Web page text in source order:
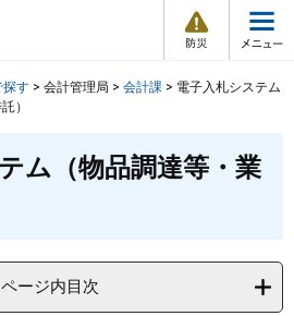
情
メ
ュ
サイトマップで探す
探す > 会計管理局 > 会計課 > 電子入札システム
）
ム（物品調達等・業
ページ内目次